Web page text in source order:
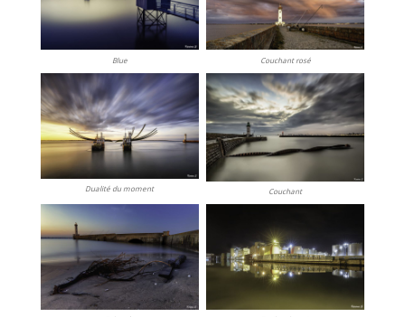
Blue Couchant rosé
Dualité du moment Couchant